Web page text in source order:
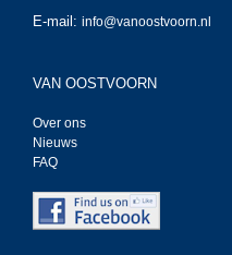
E-mail: info@vanoostvoorn.nl
VAN OOSTVOORN
Over ons
Nieuws
FAQ